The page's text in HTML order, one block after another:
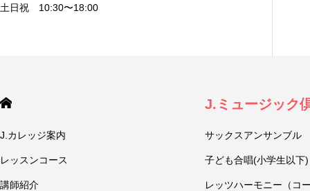
土日祝 10:30〜18:00
J.カレッジ案内
レッスンコース
講師紹介
J.ミュージック
サックスアンサンブル
子ども合唱(小学生以下)
レッツハーモニー（コ